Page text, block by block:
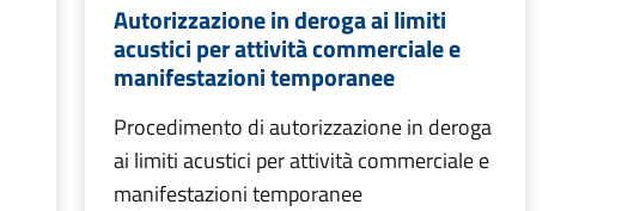
Autorizzazione in deroga ai limiti
acustici per attività commerciale e
manifestazioni temporanee
Procedimento di autorizzazione in deroga
ai limiti acustici per attività commerciale e
manifestazioni temporanee